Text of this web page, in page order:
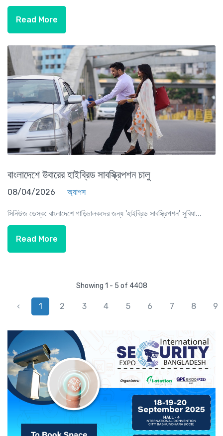
Read More
বাংলাদেশে উবারের হাইব্রিড সাবস্ক্রিপশন চালু
08/04/2026 অ্যাপস
সিনিউজ ডেস্ক: বাংলাদেশে গাড়িচালকদের জন্য 'হাইব্রিড সাবস্ক্রিপশন' সুবিধা...
Read More
Showing 1 - 5 of 4408
‹ 1 2 3 4 5 6 7 8 9